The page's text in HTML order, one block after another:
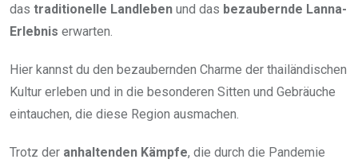
das traditionelle Landleben und das bezaubernde Lanna-
Erlebnis erwarten.
Hier kannst du den bezaubernden Charme der thailändischen
Kultur erleben und in die besonderen Sitten und Gebräuche
eintauchen, die diese Region ausmachen.
Trotz der anhaltenden Kämpfe, die durch die Pandemie